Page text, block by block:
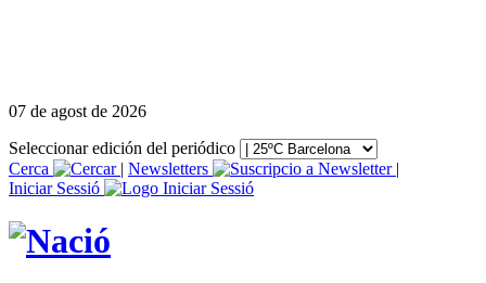
07 de agost de 2026
Seleccionar edición del periódico
Cerca
| Newsletters
|
Iniciar Sessió